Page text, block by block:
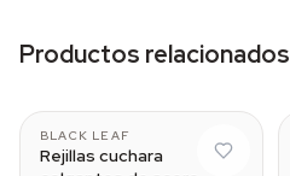
Productos relacionados
BLACK LEAF
Rejillas cuchara